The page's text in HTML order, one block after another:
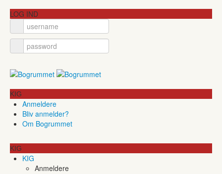
LOG IND
KIG
Anmeldere
Bliv anmelder?
Om Bogrummet
KIG
KIG
Anmeldere